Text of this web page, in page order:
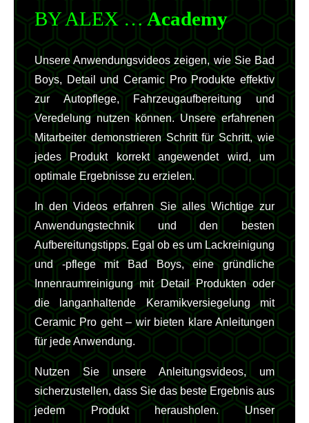
BY ALEX …Academy
Unsere Anwendungsvideos zeigen, wie Sie Bad
Boys, Detail und Ceramic Pro Produkte effektiv
zur Autopflege, Fahrzeugaufbereitung und
Veredelung nutzen können. Unsere erfahrenen
Mitarbeiter demonstrieren Schritt für Schritt, wie
jedes Produkt korrekt angewendet wird, um
optimale Ergebnisse zu erzielen.
In den Videos erfahren Sie alles Wichtige zur
Anwendungstechnik und den besten
Aufbereitungstipps. Egal ob es um Lackreinigung
und -pflege mit Bad Boys, eine gründliche
Innenraumreinigung mit Detail Produkten oder
die langanhaltende Keramikversiegelung mit
Ceramic Pro geht – wir bieten klare Anleitungen
für jede Anwendung.
Nutzen Sie unsere Anleitungsvideos, um
sicherzustellen, dass Sie das beste Ergebnis aus
jedem Produkt herausholen. Unser